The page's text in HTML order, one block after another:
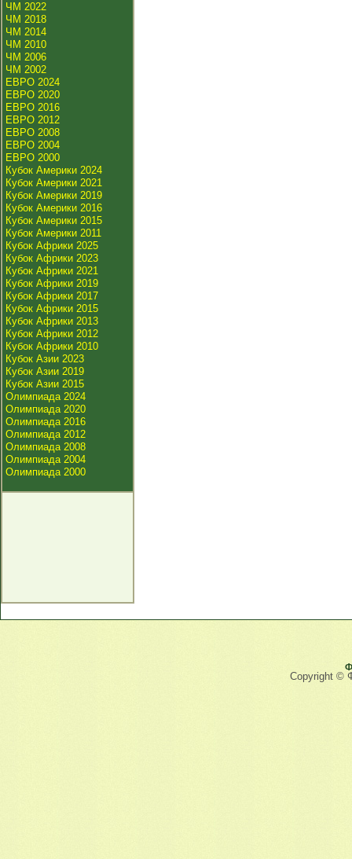
ЧМ 2022
ЧМ 2018
ЧМ 2014
ЧМ 2010
ЧМ 2006
ЧМ 2002
ЕВРО 2024
ЕВРО 2020
ЕВРО 2016
ЕВРО 2012
ЕВРО 2008
ЕВРО 2004
ЕВРО 2000
Кубок Америки 2024
Кубок Америки 2021
Кубок Америки 2019
Кубок Америки 2016
Кубок Америки 2015
Кубок Америки 2011
Кубок Африки 2025
Кубок Африки 2023
Кубок Африки 2021
Кубок Африки 2019
Кубок Африки 2017
Кубок Африки 2015
Кубок Африки 2013
Кубок Африки 2012
Кубок Африки 2010
Кубок Азии 2023
Кубок Азии 2019
Кубок Азии 2015
Олимпиада 2024
Олимпиада 2020
Олимпиада 2016
Олимпиада 2012
Олимпиада 2008
Олимпиада 2004
Олимпиада 2000
Copyright ©